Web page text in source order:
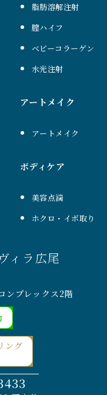
脂肪溶解注射
膣ハイフ
ベビーコラーゲン
水光注射
アートメイク
アートメイク
ボディケア
美容点滴
ホクロ・イボ取り
ラ広尾
ンプレックス2階
ング